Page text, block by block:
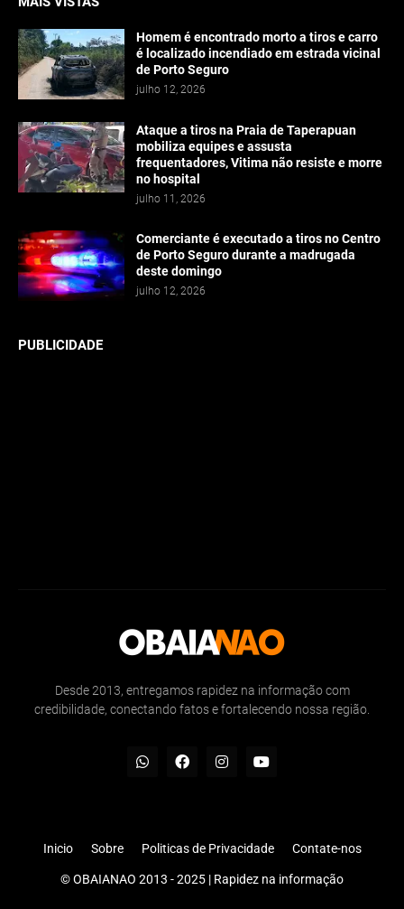
Homem é encontrado morto a tiros e carro
é localizado incendiado em estrada vicinal
de Porto Seguro
julho 12, 2026
Ataque a tiros na Praia de Taperapuan
mobiliza equipes e assusta
frequentadores, Vitima não resiste e morre
no hospital
julho 11, 2026
Comerciante é executado a tiros no Centro
de Porto Seguro durante a madrugada
deste domingo
julho 12, 2026
PUBLICIDADE
Desde 2013, entregamos rapidez na informação com
credibilidade, conectando fatos e fortalecendo nossa região.
© OBAIANAO 2013 - 2025 | Rapidez na informação
Inicio Sobre Politicas de Privacidade Contate-nos